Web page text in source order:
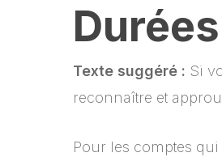
Texte suggéré : Si
reconnaître et
Pour les comptes